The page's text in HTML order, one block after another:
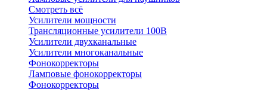
Смотреть всё
Усилители мощности
Трансляционные усилители 100В
Усилители двухканальные
Усилители многоканальные
Фонокорректоры
Ламповые фонокорректоры
Фонокорректоры